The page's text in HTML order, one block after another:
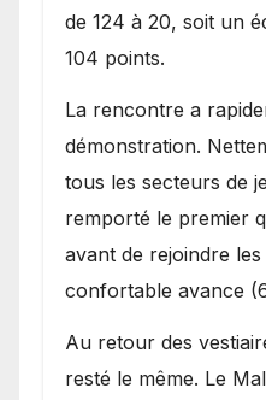
de 124 à 20, soit un
104 points.
La rencontre a
démonstration.
tous les secteurs de
remporté le premier
avant de rejoindre
confortable avance
Au retour des
resté le même. Le